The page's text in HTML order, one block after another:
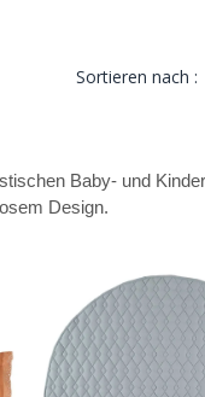
Sortieren nach :
Baby- und
Design.